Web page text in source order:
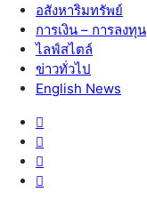
อสังหาริมทรัพย์
การเงิน – การลงทุน
ไลฟ์สไตล์
ข่าวทั่วไป
English News